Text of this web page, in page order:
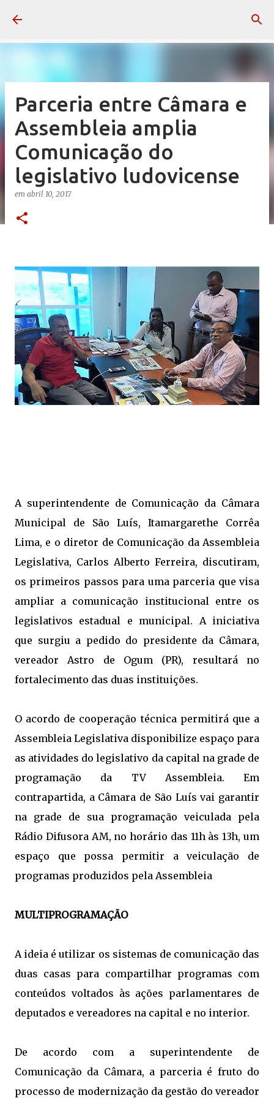
Parceria entre Câmara e
Assembleia amplia
Comunicação do
legislativo ludovicense
em abril 10, 2017
A superintendente de Comunicação da Câmara
Municipal de São Luís, Itamargarethe Corrêa
Lima, e o diretor de Comunicação da Assembleia
Legislativa, Carlos Alberto Ferreira, discutiram,
os primeiros passos para uma parceria que visa
ampliar a comunicação institucional entre os
legislativos estadual e municipal. A iniciativa
que surgiu a pedido do presidente da Câmara,
vereador Astro de Ogum (PR), resultará no
fortalecimento das duas instituições.
O acordo de cooperação técnica permitirá que a
Assembleia Legislativa disponibilize espaço para
as atividades do legislativo da capital na grade de
programação da TV Assembleia. Em
contrapartida, a Câmara de São Luís vai garantir
na grade de sua programação veiculada pela
Rádio Difusora AM, no horário das 11h às 13h, um
espaço que possa permitir a veiculação de
programas produzidos pela Assembleia
MULTIPROGRAMAÇÃO
A ideia é utilizar os sistemas de comunicação das
duas casas para compartilhar programas com
conteúdos voltados às ações parlamentares de
deputados e vereadores na capital e no interior.
De acordo com a superintendente de
Comunicação da Câmara, a parceria é fruto do
processo de modernização da gestão do vereador